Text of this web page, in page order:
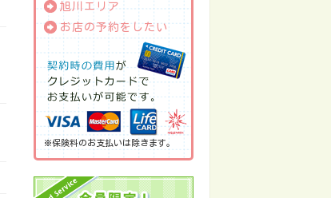
旭川エリア
お店の予約をしたい
※保険料のお支払いは除きます。